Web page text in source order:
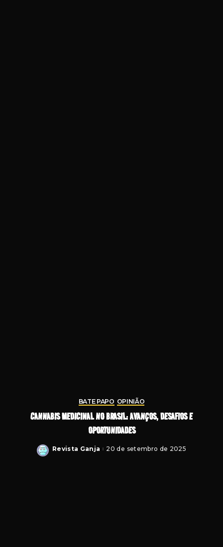
BATE PAPO OPINIÃO
CANNABIS MEDICINAL NO BRASIL: AVANÇOS, DESAFIOS E
OPORTUNIDADES
Posted
Revista Ganja 20 de setembro de 2025